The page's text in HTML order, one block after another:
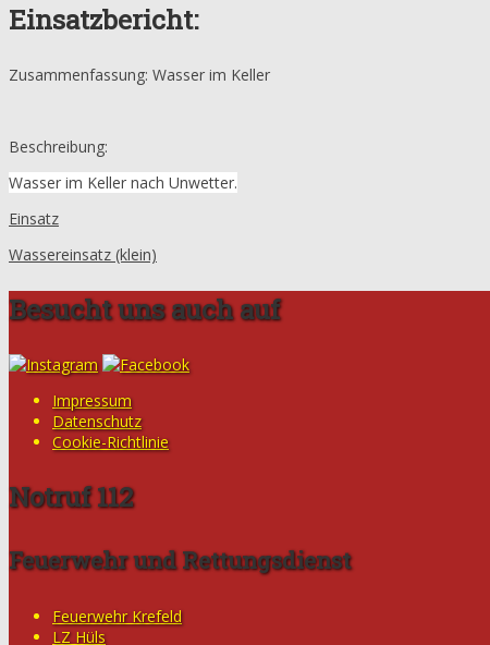
Einsatzbericht:
Zusammenfassung: Wasser im Keller
Beschreibung:
Wasser im Keller nach Unwetter.
Einsatz
Wassereinsatz (klein)
Besucht uns auch auf
Impressum
Datenschutz
Cookie-Richtlinie
Notruf 112
Feuerwehr und Rettungsdienst
Feuerwehr Krefeld
LZ Hüls